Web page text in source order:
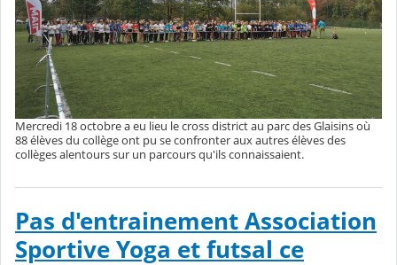
Mercredi 18 octobre a eu lieu le cross district au parc des Glaisins où
88 élèves du collège ont pu se confronter aux autres élèves des
collèges alentours sur un parcours qu'ils connaissaient.
Pas d'entrainement Association
Sportive Yoga et futsal ce